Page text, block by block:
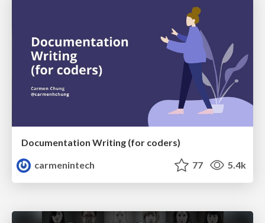
Documentation Writing (for coders)
carmenintech
77 5.4k